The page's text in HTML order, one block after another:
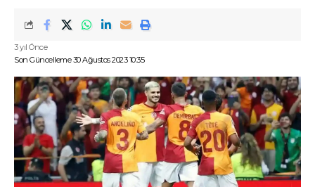
Son Güncelleme 30 Ağustos 2023 10:35
3 yıl Önce